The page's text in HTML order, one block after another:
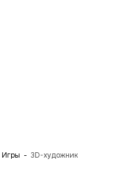
Игры 3D-художник